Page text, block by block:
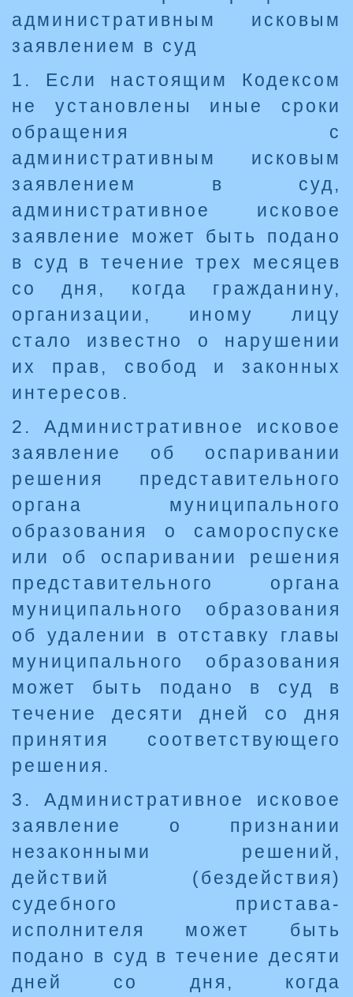
административным исковым
заявлением в суд
1. Если настоящим Кодексом
не установлены иные сроки
обращения с
административным исковым
заявлением в суд,
административное исковое
заявление может быть подано
в суд в течение трех месяцев
со дня, когда гражданину,
организации, иному лицу
стало известно о нарушении
их прав, свобод и законных
интересов.
2. Административное исковое
заявление об оспаривании
решения представительного
органа муниципального
образования о самороспуске
или об оспаривании решения
представительного органа
муниципального образования
об удалении в отставку главы
муниципального образования
может быть подано в суд в
течение десяти дней со дня
принятия соответствующего
решения.
3. Административное исковое
заявление о признании
незаконными решений,
действий (бездействия)
судебного пристава-
исполнителя может быть
подано в суд в течение десяти
дней со дня, когда